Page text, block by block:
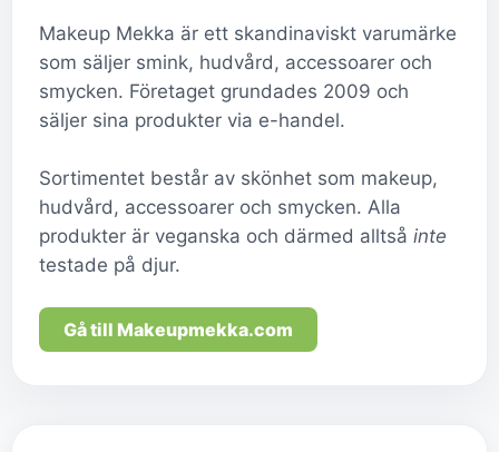
Makeup Mekka är ett skandinaviskt varumärke
som säljer smink, hudvård, accessoarer och
smycken. Företaget grundades 2009 och
säljer sina produkter via e-handel.
Sortimentet består av skönhet som makeup,
hudvård, accessoarer och smycken. Alla
produkter är veganska och därmed alltså inte
testade på djur.
Gå till Makeupmekka.com